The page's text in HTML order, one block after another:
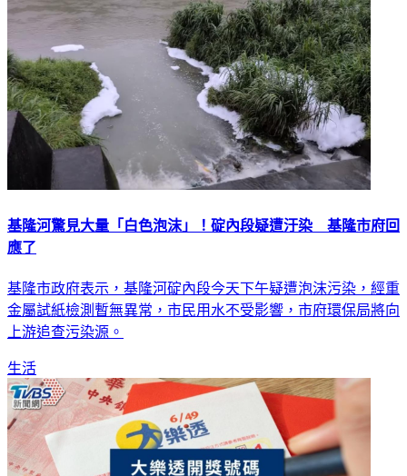
基隆河驚見大量「白色泡沫」！碇內段疑遭汙染 基隆市府回
應了
基隆市政府表示，基隆河碇內段今天下午疑遭泡沫污染，經重
金屬試紙檢測暫無異常，市民用水不受影響，市府環保局將向
上游追查污染源。
生活